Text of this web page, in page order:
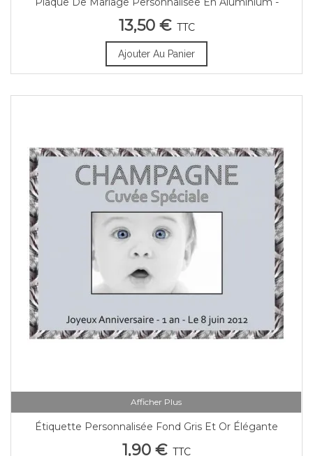
Format 20x30 Cm
13,50 € TTC
Ajouter Au Panier
Afficher Plus
Étiquette Personnalisée Fond Gris Et Or Élégante
1,90 € TTC